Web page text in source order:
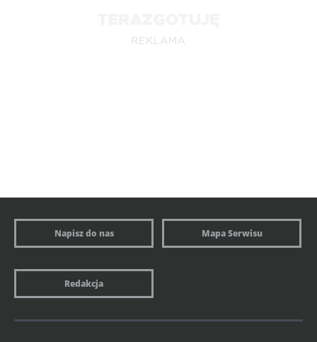
Napisz do nas Mapa Serwisu
Redakcja